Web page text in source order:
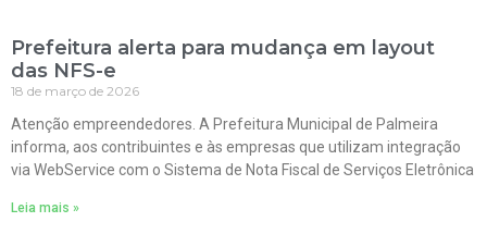
Prefeitura alerta para mudança em layout
das NFS-e
18 de março de 2026
Atenção empreendedores. A Prefeitura Municipal de Palmeira
informa, aos contribuintes e às empresas que utilizam integração
via WebService com o Sistema de Nota Fiscal de Serviços Eletrônica
Leia mais »